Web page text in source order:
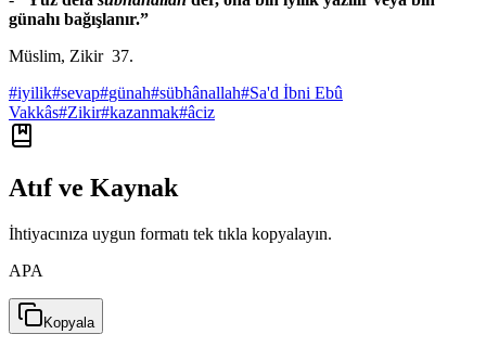
günahı bağışlanır.”
Müslim, Zikir 37.
#iyilik#sevap#günah#sübhânallah#Sa'd İbni Ebû
Vakkâs#Zikir#kazanmak#âciz
Atıf ve Kaynak
İhtiyacınıza uygun formatı tek tıkla kopyalayın.
APA
Kopyala